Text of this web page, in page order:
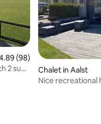
out of 5 average rating,
(98)
2 sups
Chalet in Aalst
Nice recreational